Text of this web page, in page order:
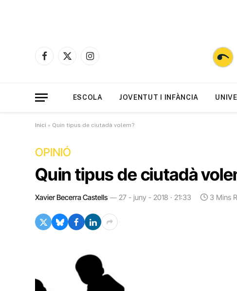
Facebook
X
Instagram
ESCOLA JOVENTUT I INFÀNCIA
Inici » Quin tipus de ciutadà volem?
OPINIÓ
Quin tipus de ciutadà
Xavier Becerra Castells 27 - juny - 2018 · 21:33 3 Mins